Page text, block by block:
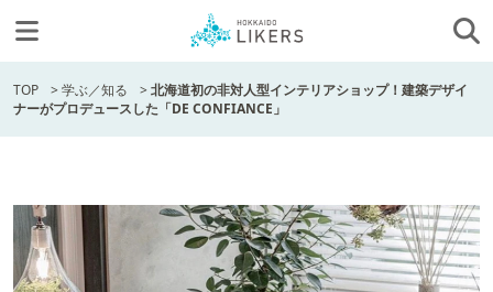
TOP >学ぶ／知る >北海道初の非対人型インテリアショップ！建築デザイ
ナーがプロデュースした「DE CONFIANCE」